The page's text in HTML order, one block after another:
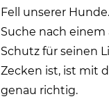
Fell unserer
Suche nach
Schutz für seinen
Zecken ist, ist mit
genau richtig.